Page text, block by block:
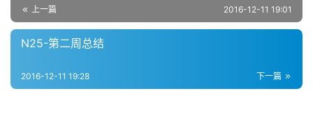
上一篇 2016-12-11 19:01
N25-第二周总结
下一篇
2016-12-11 19:28